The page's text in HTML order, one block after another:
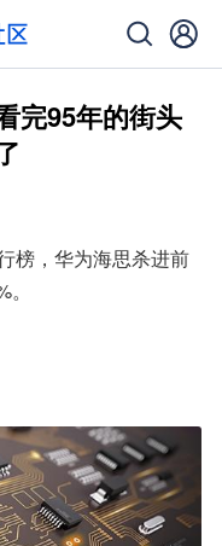
完95年的街头
榜，华为海思杀进前